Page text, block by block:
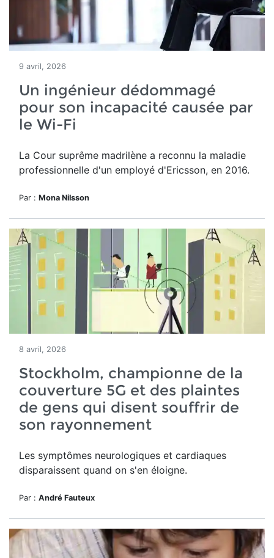
9 avril, 2026
Un ingénieur dédommagé
pour son incapacité causée par
le Wi-Fi
La Cour suprême madrilène a reconnu la maladie
professionnelle d'un employé d'Ericsson, en 2016.
Par : Mona Nilsson
8 avril, 2026
Stockholm, championne de la
couverture 5G et des plaintes
de gens qui disent souffrir de
son rayonnement
Les symptômes neurologiques et cardiaques
disparaissent quand on s'en éloigne.
Par : André Fauteux